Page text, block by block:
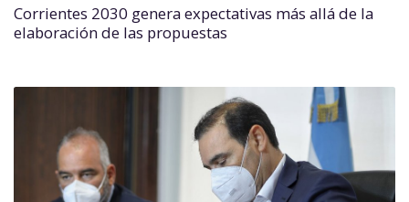
Corrientes 2030 genera expectativas más allá de la
elaboración de las propuestas